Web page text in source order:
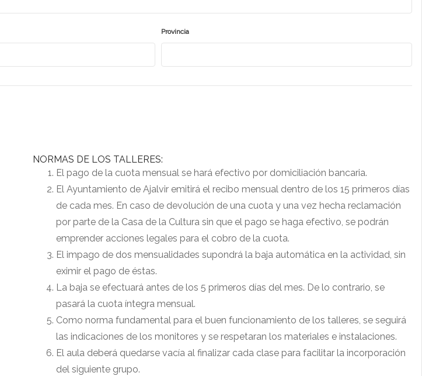
Provincia
NORMAS DE LOS TALLERES:
El pago de la cuota mensual se hará efectivo por domiciliación bancaria.
El Ayuntamiento de Ajalvir emitirá el recibo mensual dentro de los 15 primeros días
de cada mes. En caso de devolución de una cuota y una vez hecha reclamación
por parte de la Casa de la Cultura sin que el pago se haga efectivo, se podrán
emprender acciones legales para el cobro de la cuota.
El impago de dos mensualidades supondrá la baja automática en la actividad, sin
eximir el pago de éstas.
La baja se efectuará antes de los 5 primeros días del mes. De lo contrario, se
pasará la cuota íntegra mensual.
Como norma fundamental para el buen funcionamiento de los talleres, se seguirá
las indicaciones de los monitores y se respetaran los materiales e instalaciones.
El aula deberá quedarse vacía al finalizar cada clase para facilitar la incorporación
del siguiente grupo.